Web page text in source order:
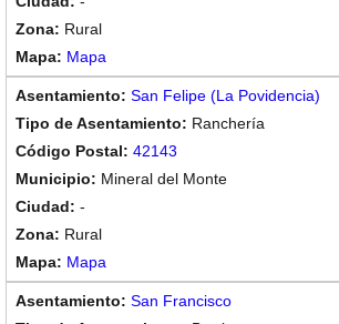
Rural
Mapa
San Felipe (La Povidencia)
Ranchería
42143
Mineral del Monte
-
Rural
Mapa
San Francisco